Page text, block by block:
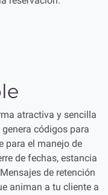
atractiva y sencilla
códigos para
para el manejo de
de fechas, estancia
de retención
animan a tu cliente a